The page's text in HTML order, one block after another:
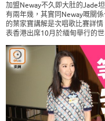
加盟Neway不久即大肚的Jade
有兩年幾，其實同Neway嘅關
的葉家寶講解是次唱歌比賽詳
表香港出席10月於緬甸舉行的世